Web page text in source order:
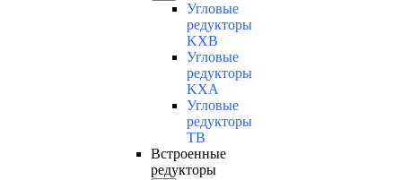
Угловые
редукторы
KXB
Угловые
редукторы
KXA
Угловые
редукторы
TB
Встроенные
редукторы